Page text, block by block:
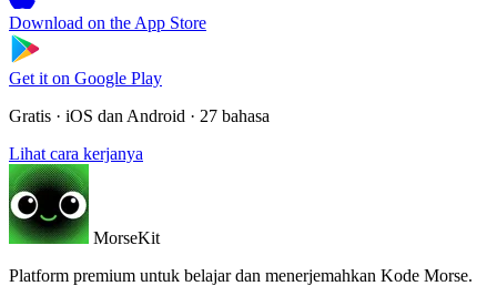
Download on the App Store
Get it on Google Play
Gratis · iOS dan Android · 27 bahasa
Lihat cara kerjanya
MorseKit
Platform premium untuk belajar dan menerjemahkan Kode Morse.